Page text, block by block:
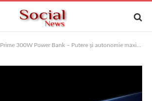
Prime 300W Power Bank – Putere și autonomie maximă